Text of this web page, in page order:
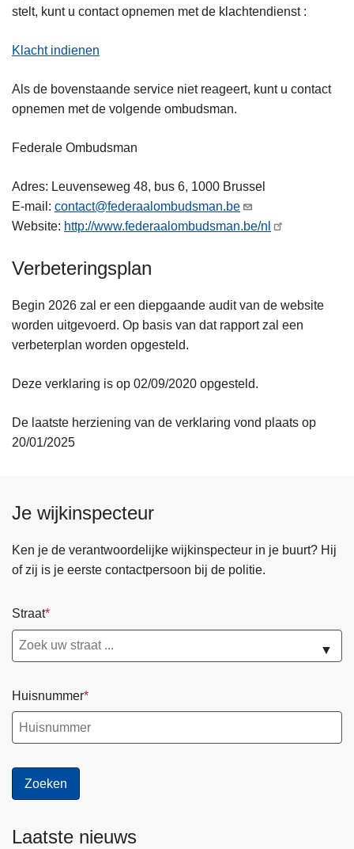
stelt, kunt u contact opnemen met de klachtendienst :
Klacht indienen
Als de bovenstaande service niet reageert, kunt u contact
opnemen met de volgende ombudsman.
Federale Ombudsman
Adres: Leuvenseweg 48, bus 6, 1000 Brussel
E-mail: contact@federaalombudsman.be
Website: http://www.federaalombudsman.be/nl
Verbeteringsplan
Begin 2026 zal er een diepgaande audit van de website
worden uitgevoerd. Op basis van dat rapport zal een
verbeterplan worden opgesteld.
Deze verklaring is op 02/09/2020 opgesteld.
De laatste herziening van de verklaring vond plaats op
20/01/2025
Je wijkinspecteur
Ken je de verantwoordelijke wijkinspecteur in je buurt? Hij
of zij is je eerste contactpersoon bij de politie.
Straat
▼
Huisnummer
Laatste nieuws